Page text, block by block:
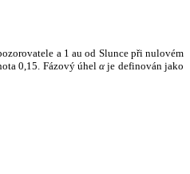
a 1 au od Slunce při nulovém
0,15. Fázový úhelα je definován jako